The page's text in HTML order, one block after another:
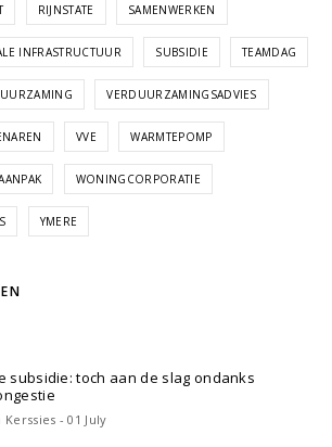
RIJNSTATE SAMENWERKEN
INFRASTRUCTUUR SUBSIDIE TEAMDAG
VERDUURZAMINGSADVIES
VVE WARMTEPOMP
WONINGCORPORATIE
YMERE
subsidie: toch aan de slag ondanks
Kerssies - 01 July